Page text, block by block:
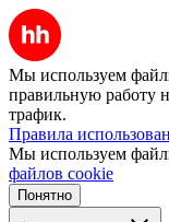
Мы используем
правильную работу
трафик.
Правила
Мы используем
файлов cookie
Понятно